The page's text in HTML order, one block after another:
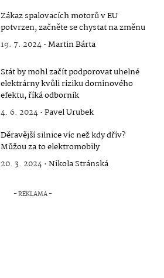
Zákaz spalovacích motorů v EU
potvrzen, začněte se chystat na změnu
19. 7. 2024 •Martin Bárta
Stát by mohl začít podporovat uhelné
elektrárny kvůli riziku dominového
efektu, říká odborník
4. 6. 2024 •Pavel Urubek
Děravější silnice víc než kdy dřív?
Můžou za to elektromobily
20. 3. 2024 •Nikola Stránská